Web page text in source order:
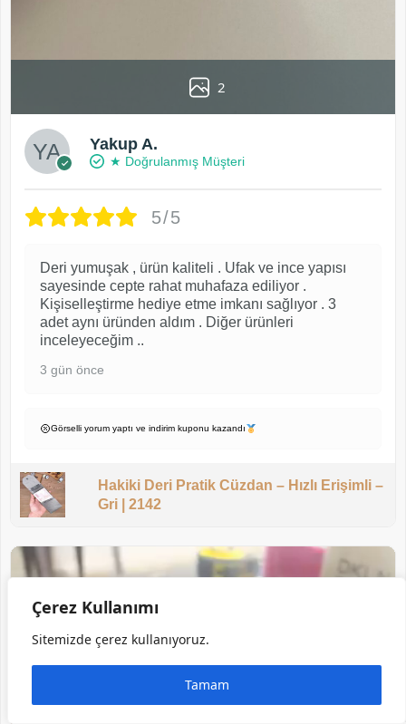
Çerez Kullanımı
Sitemizde çerez kullanıyoruz.
Tamam
2
Yakup A.
★ Doğrulanmış Müşteri
5/5
Deri yumuşak , ürün kaliteli . Ufak ve ince yapısı
sayesinde cepte rahat muhafaza ediliyor .
Kişiselleştirme hediye etme imkanı sağlıyor . 3
adet aynı üründen aldım . Diğer ürünleri
inceleyeceğim ..
3 gün önce
Görselli yorum yaptı ve indirim kuponu kazandı
Hakiki Deri Pratik Cüzdan – Hızlı Erişimli –
Gri | 2142